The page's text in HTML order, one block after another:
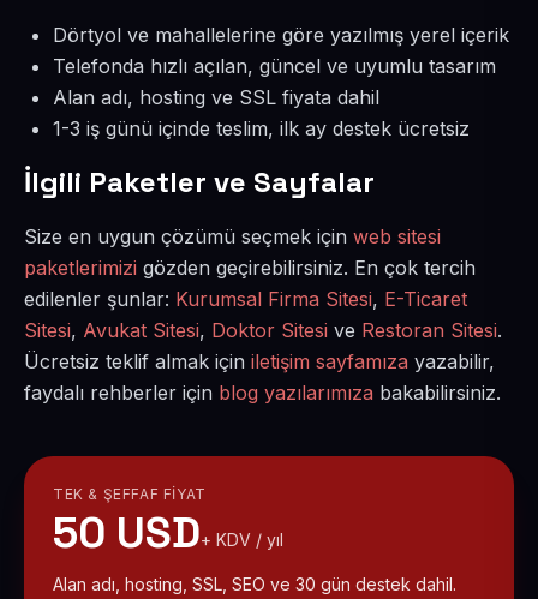
Dörtyol ve mahallelerine göre yazılmış yerel içerik
Telefonda hızlı açılan, güncel ve uyumlu tasarım
Alan adı, hosting ve SSL fiyata dahil
1-3 iş günü içinde teslim, ilk ay destek ücretsiz
İlgili Paketler ve Sayfalar
Size en uygun çözümü seçmek için web sitesi
paketlerimizi gözden geçirebilirsiniz. En çok tercih
edilenler şunlar: Kurumsal Firma Sitesi, E-Ticaret
Sitesi, Avukat Sitesi, Doktor Sitesi ve Restoran Sitesi.
Ücretsiz teklif almak için iletişim sayfamıza yazabilir,
faydalı rehberler için blog yazılarımıza bakabilirsiniz.
TEK & ŞEFFAF FIYAT
50 USD+ KDV / yıl
Alan adı, hosting, SSL, SEO ve 30 gün destek dahil.